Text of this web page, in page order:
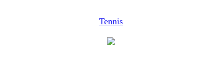
Tennis